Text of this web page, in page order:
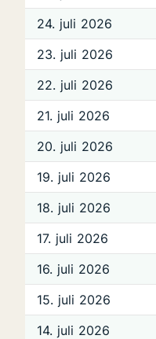
24. juli 2026
23. juli 2026
22. juli 2026
21. juli 2026
20. juli 2026
19. juli 2026
18. juli 2026
17. juli 2026
16. juli 2026
15. juli 2026
14. juli 2026